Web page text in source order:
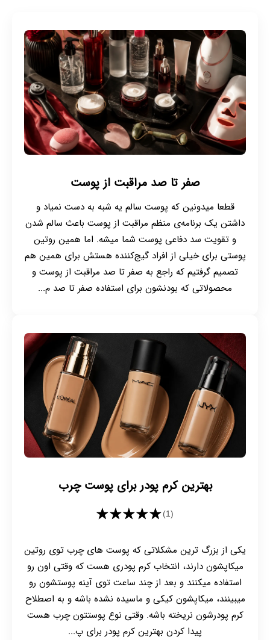
صفر تا صد مراقبت از پوست
قطعا میدونین که پوست سالم یه شبه به دست نمیاد و
داشتن یک برنامه‌ی منظم مراقبت از پوست باعث سالم شدن
و تقویت سد دفاعی پوست شما میشه. اما همین روتین
پوستی برای خیلی از افراد گیج‌کننده هستش برای همین هم
تصمیم گرفتیم که راجع به صفر تا صد مراقبت از پوست و
محصولاتی که بودنشون برای استفاده صفر تا صد م...
بهترین کرم پودر برای پوست چرب
★★★★★(1)
یکی از بزرگ ترین مشکلاتی که پوست های چرب توی روتین
میکاپشون دارند، انتخاب کرم پودری هست که وقتی اون رو
استفاده میکنند و بعد از چند ساعت توی آینه پوستشون رو
میبینند، میکاپشون کیکی و ماسیده نشده باشه و به اصطلاح
کرم پودرشون نریخته باشه. وقتی نوع پوستتون چرب هست
پیدا کردن بهترین کرم پودر برای پ...